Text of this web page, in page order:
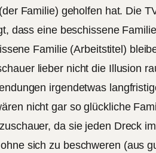
Familie) geholfen hat. Die
dass eine beschissene Familie
Familie (Arbeitstitel)
lieber nicht die Illusion
irgendetwas
nicht gar so glückliche
da sie jeden Dreck
sich zu beschweren (aus